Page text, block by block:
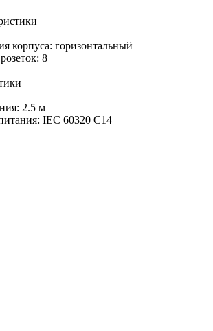
корпуса: горизонтальный
8
2.5 м
IEC 60320 C14